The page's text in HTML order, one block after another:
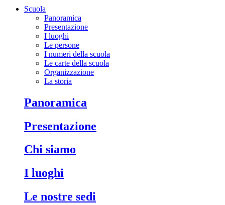
Scuola
Panoramica
Presentazione
I luoghi
Le persone
I numeri della scuola
Le carte della scuola
Organizzazione
La storia
panoramica
presentazione
chi siamo
i luoghi
le nostre sedi